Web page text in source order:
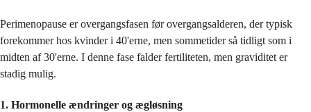
Perimenopause er overgangsfasen før overgangsalderen, der typisk
forekommer hos kvinder i 40'erne, men sommetider så tidligt som i
midten af ​​30'erne. I denne fase falder fertiliteten, men graviditet er
stadig mulig.
1. Hormonelle ændringer og ægløsning